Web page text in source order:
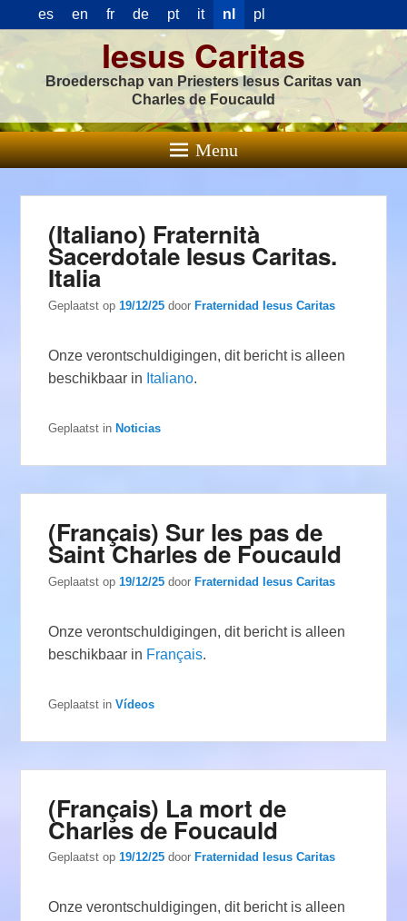
es en fr de pt it nl pl
Iesus Caritas
Broederschap van Priesters Iesus Caritas van
Charles de Foucauld
Menu
(Italiano) Fraternità
Sacerdotale Iesus Caritas.
Italia
Geplaatst op19/12/25 door Fraternidad Iesus Caritas
Onze verontschuldigingen, dit bericht is alleen
beschikbaar in Italiano.
Geplaatst in Noticias
(Français) Sur les pas de
Saint Charles de Foucauld
Geplaatst op19/12/25 doorFraternidad Iesus Caritas
Onze verontschuldigingen, dit bericht is alleen
beschikbaar in Français.
Geplaatst in Vídeos
(Français) La mort de
Charles de Foucauld
Geplaatst op19/12/25 door Fraternidad Iesus Caritas
Onze verontschuldigingen, dit bericht is alleen